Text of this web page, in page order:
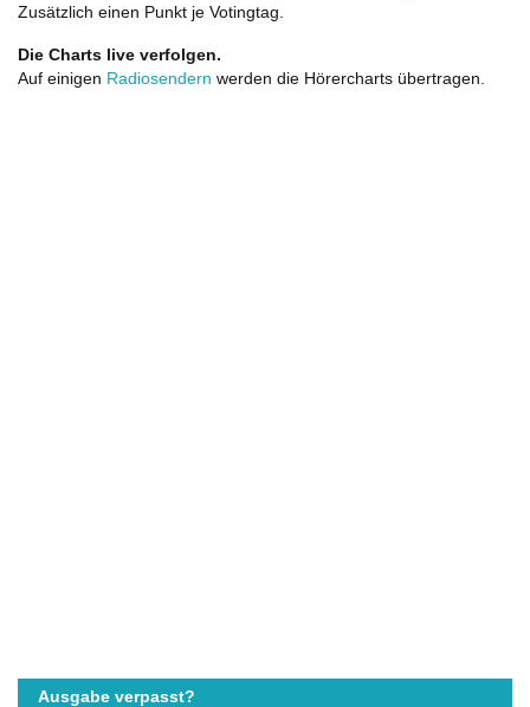
Zusätzlich einen Punkt je Votingtag.
Die Charts live verfolgen.
Auf einigen Radiosendern werden die Hörercharts übertragen.
Ausgabe verpasst?